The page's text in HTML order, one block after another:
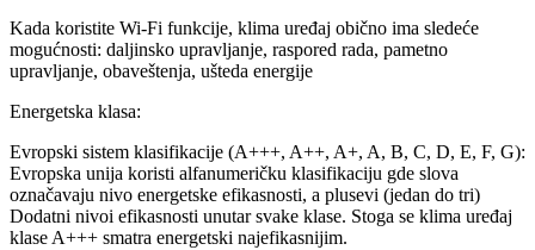
Kada koristite Wi-Fi funkcije, klima uređaj obično ima sledeće
mogućnosti: daljinsko upravljanje, raspored rada, pametno
upravljanje, obaveštenja, ušteda energije
Energetska klasa:
Evropski sistem klasifikacije (A+++, A++, A+, A, B, C, D, E, F, G):
Evropska unija koristi alfanumeričku klasifikaciju gde slova
označavaju nivo energetske efikasnosti, a plusevi (jedan do tri)
Dodatni nivoi efikasnosti unutar svake klase. Stoga se klima uređaj
klase A+++ smatra energetski najefikasnijim.